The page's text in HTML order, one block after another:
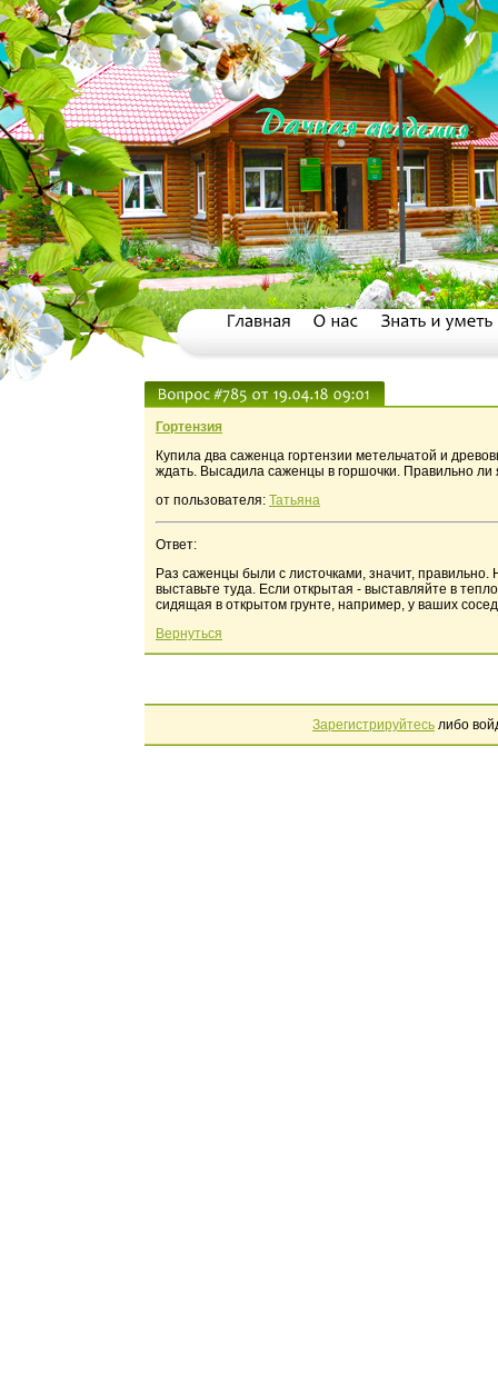
Гортензия
Купила два саженца гортензии метельчатой и
ждать. Высадила саженцы в горшочки. Правильно ли
от пользователя: Татьяна
Ответ:
Раз саженцы были с листочками, значит,
выставьте туда. Если открытая - выставляйте в
сидящая в открытом грунте, например, у ваших
Вернуться
Зарегистрируйтесь либо